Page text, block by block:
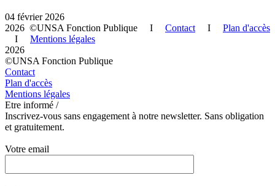
04 février 2026
2026 ©UNSA Fonction Publique I ContactI Plan d'accès
I Mentions légales
2026
©UNSA Fonction Publique
Contact
Plan d'accès
Mentions légales
Etre informé /
Inscrivez-vous sans engagement à notre newsletter. Sans obligation
et gratuitement.
Votre email